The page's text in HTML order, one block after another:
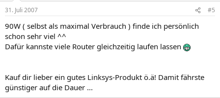
31. Juli 2007 #5
90W ( selbst als maximal Verbrauch ) finde ich persönlich
schon sehr viel ^^
Dafür kannste viele Router gleichzeitig laufen lassen
Kauf dir lieber ein gutes Linksys-Produkt ö.ä! Damit fährste
günstiger auf die Dauer ...